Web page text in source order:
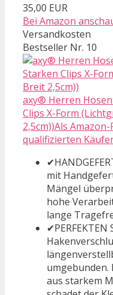
35,00 EUR
Bei Amazon
Versandkosten
Bestseller Nr. 10
axy® Herren
Clips X-Form
2,5cm))Als
qualifizierten
mit
Mängel
hohe
lange
umgebunden.
aus starkem